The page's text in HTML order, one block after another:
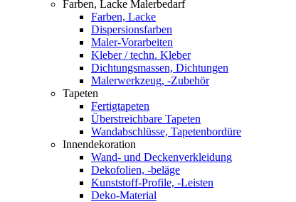
Farben, Lacke Malerbedarf
Farben, Lacke
Dispersionsfarben
Maler-Vorarbeiten
Kleber / techn. Kleber
Dichtungsmassen, Dichtungen
Malerwerkzeug, -Zubehör
Tapeten
Fertigtapeten
Überstreichbare Tapeten
Wandabschlüsse, Tapetenbordüre
Innendekoration
Wand- und Deckenverkleidung
Dekofolien, -beläge
Kunststoff-Profile, -Leisten
Deko-Material